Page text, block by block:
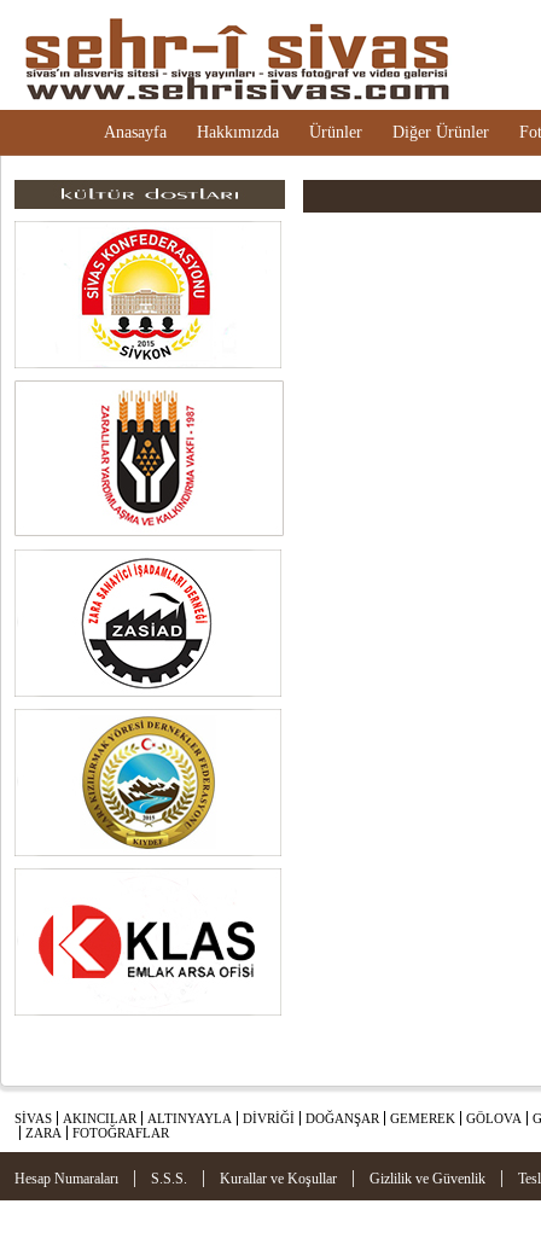
Anasayfa Hakkımızda Ürünler Diğer Ürünler
SİVAS AKINCILAR ALTINYAYLA DİVRİĞİ DOĞANŞAR GEMEREK GÖLOVA
ZARA
FOTOĞRAFLAR
Hesap Numaraları | S.S.S. | Kurallar ve Koşullar | Gizlilik ve Güvenlik |